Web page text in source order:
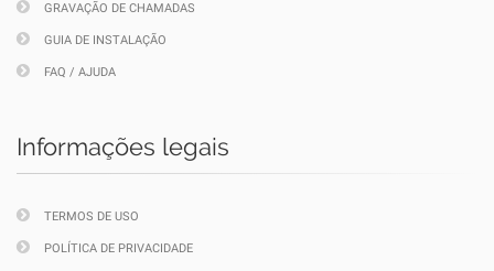
GRAVAÇÃO DE CHAMADAS
GUIA DE INSTALAÇÃO
FAQ / AJUDA
Informações legais
TERMOS DE USO
POLÍTICA DE PRIVACIDADE